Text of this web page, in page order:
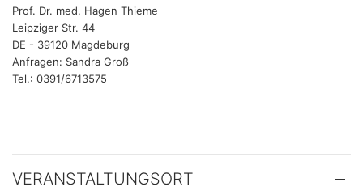
Prof. Dr. med. Hagen Thieme
Leipziger Str. 44
DE - 39120 Magdeburg
Anfragen: Sandra Groß
Tel.: 0391/6713575
VERANSTALTUNGSORT